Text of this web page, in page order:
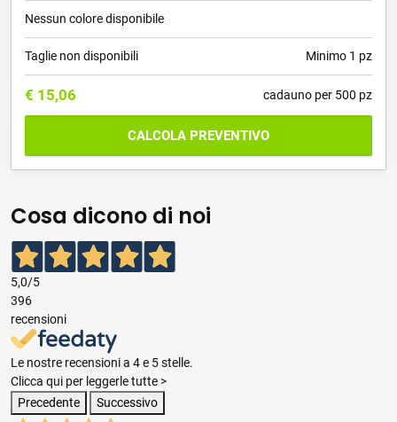
Nessun colore disponibile
Taglie non disponibili Minimo 1 pz
€ 15,06 cadauno per 500 pz
CALCOLA PREVENTIVO
Cosa dicono di noi
5,0/5
396
recensioni
Le nostre recensioni a 4 e 5 stelle.
Clicca qui per leggerle tutte >
Precedente
Successivo